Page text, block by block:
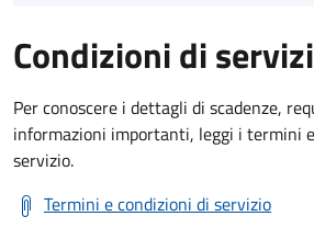
Condizioni di
Per conoscere i dettagli di scadenze,
informazioni importanti, leggi i termini
servizio.
Termini e condizioni di servizio